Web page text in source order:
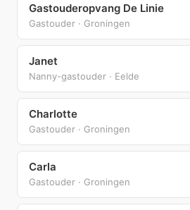
Gastouderopvang De Linie
Gastouder · Groningen
Janet
Nanny-gastouder · Eelde
Charlotte
Gastouder · Groningen
Carla
Gastouder · Groningen